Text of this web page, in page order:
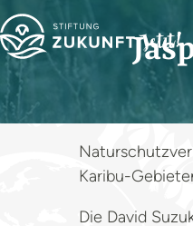
Karibu-
Die David